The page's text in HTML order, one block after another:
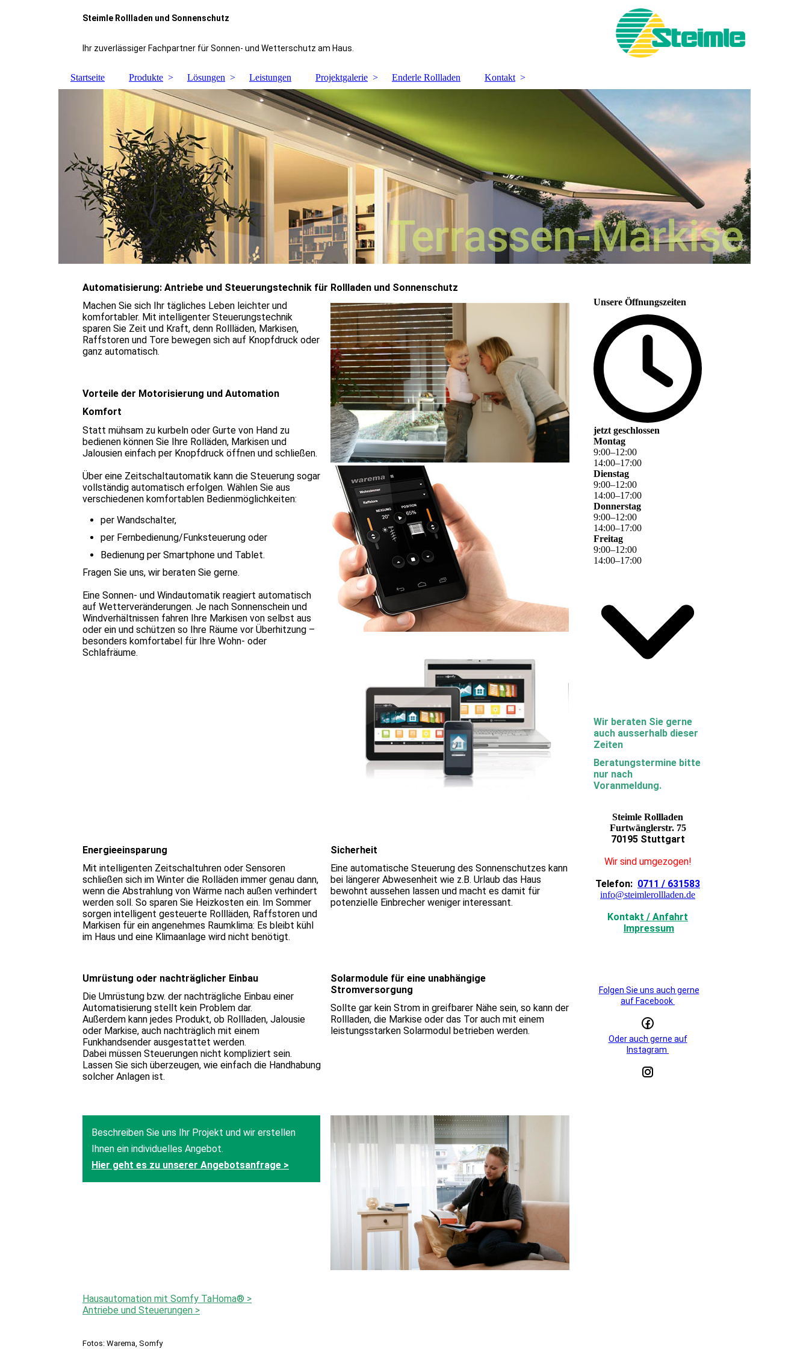
Steimle Rollladen und Sonnenschutz
Ihr zuverlässiger Fachpartner für Sonnen- und Wetterschutz am Haus.
Startseite Produkte Lösungen Leistungen Projektgalerie Enderle Rollladen Kontakt
Automatisierung: Antriebe und Steuerungstechnik für Rollladen und Sonnenschutz
Machen Sie sich Ihr tägliches Leben leichter und
komfortabler. Mit intelligenter Steuerungstechnik
sparen Sie Zeit und Kraft, denn Rollläden, Markisen,
Raffstoren und Tore bewegen sich auf Knopfdruck oder
ganz automatisch.
Vorteile der Motorisierung und Automation
Komfort
Statt mühsam zu kurbeln oder Gurte von Hand zu
bedienen können Sie Ihre Rolläden, Markisen und
Jalousien einfach per Knopfdruck öffnen und schließen.
Über eine Zeitschaltautomatik kann die Steuerung sogar
vollständig automatisch erfolgen. Wählen Sie aus
verschiedenen komfortablen Bedienmöglichkeiten:
per Wandschalter,
per Fernbedienung/Funksteuerung oder
Bedienung per Smartphone und Tablet.
Fragen Sie uns, wir beraten Sie gerne.
Eine Sonnen- und Windautomatik reagiert automatisch
auf Wetterveränderungen. Je nach Sonnenschein und
Windverhältnissen fahren Ihre Markisen von selbst aus
oder ein und schützen so Ihre Räume vor Überhitzung –
besonders komfortabel für Ihre Wohn- oder
Schlafräume.
Energieeinsparung
Mit intelligenten Zeitschaltuhren oder Sensoren
schließen sich im Winter die Rolläden immer genau dann,
wenn die Abstrahlung von Wärme nach außen verhindert
werden soll. So sparen Sie Heizkosten ein. Im Sommer
sorgen intelligent gesteuerte Rollläden, Raffstoren und
Markisen für ein angenehmes Raumklima: Es bleibt kühl
im Haus und eine Klimaanlage wird nicht benötigt.
Sicherheit
Eine automatische Steuerung des Sonnenschutzes kann
bei längerer Abwesenheit wie z.B. Urlaub das Haus
bewohnt aussehen lassen und macht es damit für
potenzielle Einbrecher weniger interessant.
Umrüstung oder nachträglicher Einbau
Die Umrüstung bzw. der nachträgliche Einbau einer
Automatisierung stellt kein Problem dar.
Außerdem kann jedes Produkt, ob Rollladen, Jalousie
oder Markise, auch nachträglich mit einem
Funkhandsender ausgestattet werden.
Dabei müssen Steuerungen nicht kompliziert sein.
Lassen Sie sich überzeugen, wie einfach die Handhabung
solcher Anlagen ist.
Solarmodule für eine unabhängige
Stromversorgung
Sollte gar kein Strom in greifbarer Nähe sein, so kann der
Rollladen, die Markise oder das Tor auch mit einem
leistungsstarken Solarmodul betrieben werden.
Hausautomation mit Somfy TaHoma® >
Antriebe und Steuerungen >
Fotos: Warema, Somfy
Unsere Öffnungszeiten
jetzt geschlossen
Montag
9:00–12:00
14:00–17:00
Dienstag
9:00–12:00
14:00–17:00
Donnerstag
9:00–12:00
14:00–17:00
Freitag
9:00–12:00
14:00–17:00
Wir beraten Sie gerne
auch ausserhalb dieser
Zeiten
Beratungstermine bitte
nur nach
Voranmeldung.
Steimle Rollladen
Furtwänglerstr. 75
70195 Stuttgart
Wir sind umgezogen!
Telefon: 0711 / 631583
info@steimlerollladen.de
Kontakt / Anfahrt
Impressum
Folgen Sie uns auch gerne
auf Facebook
Oder auch gerne auf
Instagram